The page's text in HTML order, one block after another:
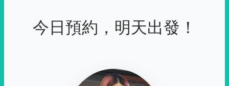
今日預約，明天出發！